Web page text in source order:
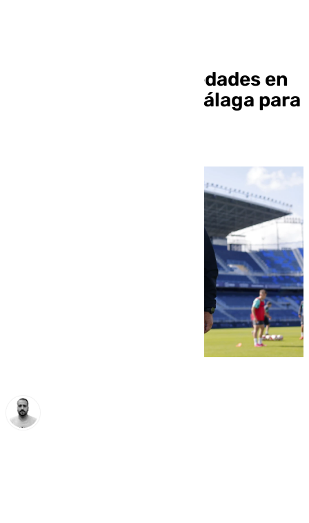
Pellicer anuncia novedades en
la convocatoria del Málaga para